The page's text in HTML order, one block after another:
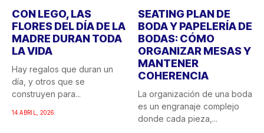
CON LEGO, LAS
FLORES DEL DÍA DE LA
MADRE DURAN TODA
LA VIDA
Hay regalos que duran un
día, y otros que se
construyen para...
14 ABRIL, 2026
SEATING PLAN DE
BODA Y PAPELERÍA DE
BODAS: CÓMO
ORGANIZAR MESAS Y
MANTENER
COHERENCIA
La organización de una boda
es un engranaje complejo
donde cada pieza,...